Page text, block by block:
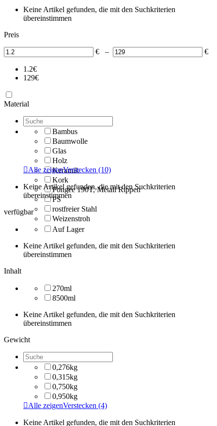
Keine Artikel gefunden, die mit den Suchkriterien
übereinstimmen
Preis
€ – €
1.2€
129€
Material
Bambus
Baumwolle
Glas
Holz
Keramik
Kork
Pongee 190T, Metall Rippen
PS
rostfreier Stahl
Weizenstroh
Alle zeigenVerstecken (10)
Keine Artikel gefunden, die mit den Suchkriterien
übereinstimmen
verfügbar
Auf Lager
Keine Artikel gefunden, die mit den Suchkriterien
übereinstimmen
Inhalt
270ml
8500ml
Keine Artikel gefunden, die mit den Suchkriterien
übereinstimmen
Gewicht
0,276kg
0,315kg
0,750kg
0,950kg
Alle zeigenVerstecken (4)
Keine Artikel gefunden, die mit den Suchkriterien